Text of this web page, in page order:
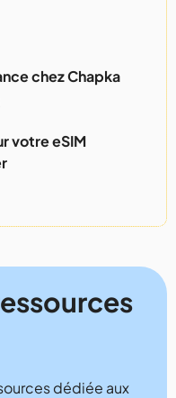
chez Chapka
votre eSIM
dédiée aux